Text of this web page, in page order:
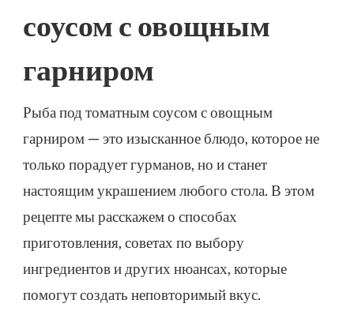
ГАРНИРОМ
соусом с овощным
гарниром
Рыба под томатным соусом с овощным
гарниром — это изысканное блюдо, которое не
только порадует гурманов, но и станет
настоящим украшением любого стола. В этом
рецепте мы расскажем о способах
приготовления, советах по выбору
ингредиентов и других нюансах, которые
помогут создать неповторимый вкус.